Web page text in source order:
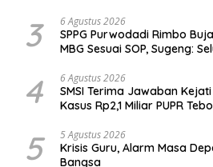
3 6 Agustus 2026
SPPG Purwodadi Rimbo
MBG Sesuai SOP, Sugeng:
4 6 Agustus 2026
SMSI Terima Jawaban
Kasus Rp2,1 Miliar PUPR Tebo
5 5 Agustus 2026
Krisis Guru, Alarm Masa
Bangsa